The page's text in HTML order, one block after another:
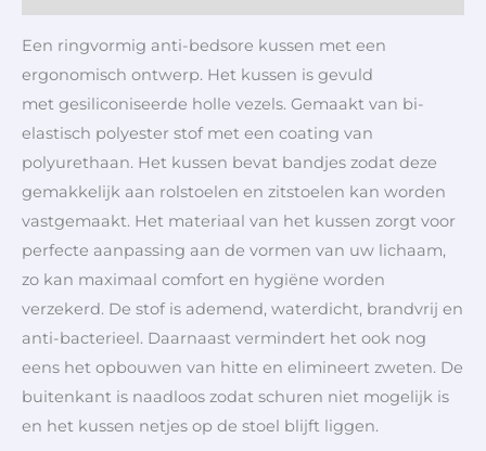
Een ringvormig anti-bedsore kussen met een
ergonomisch ontwerp. Het kussen is gevuld
met gesiliconiseerde holle vezels. Gemaakt van bi-
elastisch polyester stof met een coating van
polyurethaan. Het kussen bevat bandjes zodat deze
gemakkelijk aan rolstoelen en zitstoelen kan worden
vastgemaakt. Het materiaal van het kussen zorgt voor
perfecte aanpassing aan de vormen van uw lichaam,
zo kan maximaal comfort en hygiëne worden
verzekerd. De stof is ademend, waterdicht, brandvrij en
anti-bacterieel. Daarnaast vermindert het ook nog
eens het opbouwen van hitte en elimineert zweten. De
buitenkant is naadloos zodat schuren niet mogelijk is
en het kussen netjes op de stoel blijft liggen.